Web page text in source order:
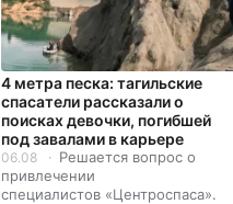
4 метра песка: тагильские
спасатели рассказали о
поисках девочки, погибшей
под завалами в карьере
06.08
Решается вопрос о
привлечении
специалистов «Центроспаса».